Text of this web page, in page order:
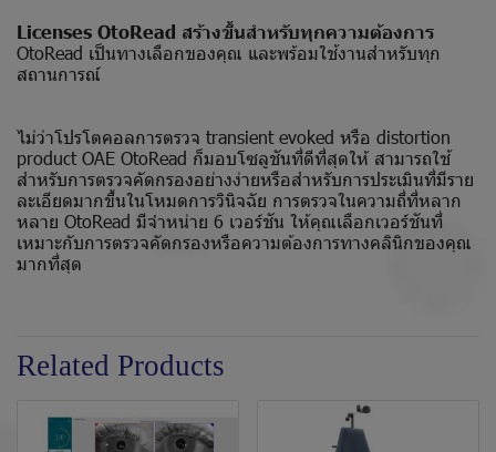
Licenses OtoRead สร้างขึ้นสำหรับทุกความต้องการ
OtoRead เป็นทางเลือกของคุณ และพร้อมใช้งานสำหรับทุก
สถานการณ์
ไม่ว่าโปรโตคอลการตรวจ transient evoked หรือ distortion
product OAE OtoRead ก็มอบโซลูชันที่ดีที่สุดให้ สามารถใช้
สำหรับการตรวจคัดกรองอย่างง่ายหรือสำหรับการประเมินที่มีราย
ละเอียดมากขึ้นในโหมดการวินิจฉัย การตรวจในความถี่ที่หลาก
หลาย OtoRead มีจำหน่าย 6 เวอร์ชัน ให้คุณเลือกเวอร์ชันที่
เหมาะกับการตรวจคัดกรองหรือความต้องการทางคลินิกของคุณ
มากที่สุด
Related Products